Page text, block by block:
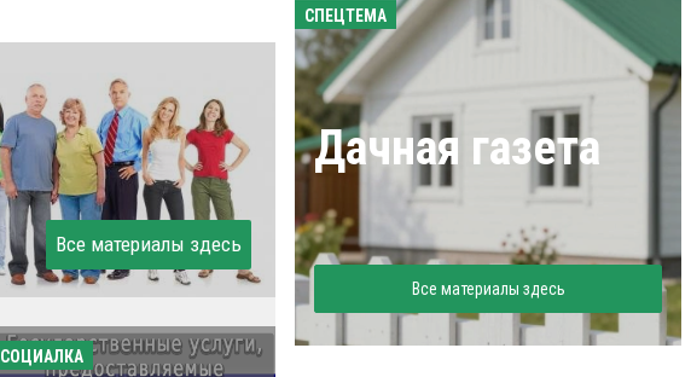
Все материалы здесь
СОЦИАЛКА
СПЕЦТЕМА
Дачная газета
Все материалы здесь